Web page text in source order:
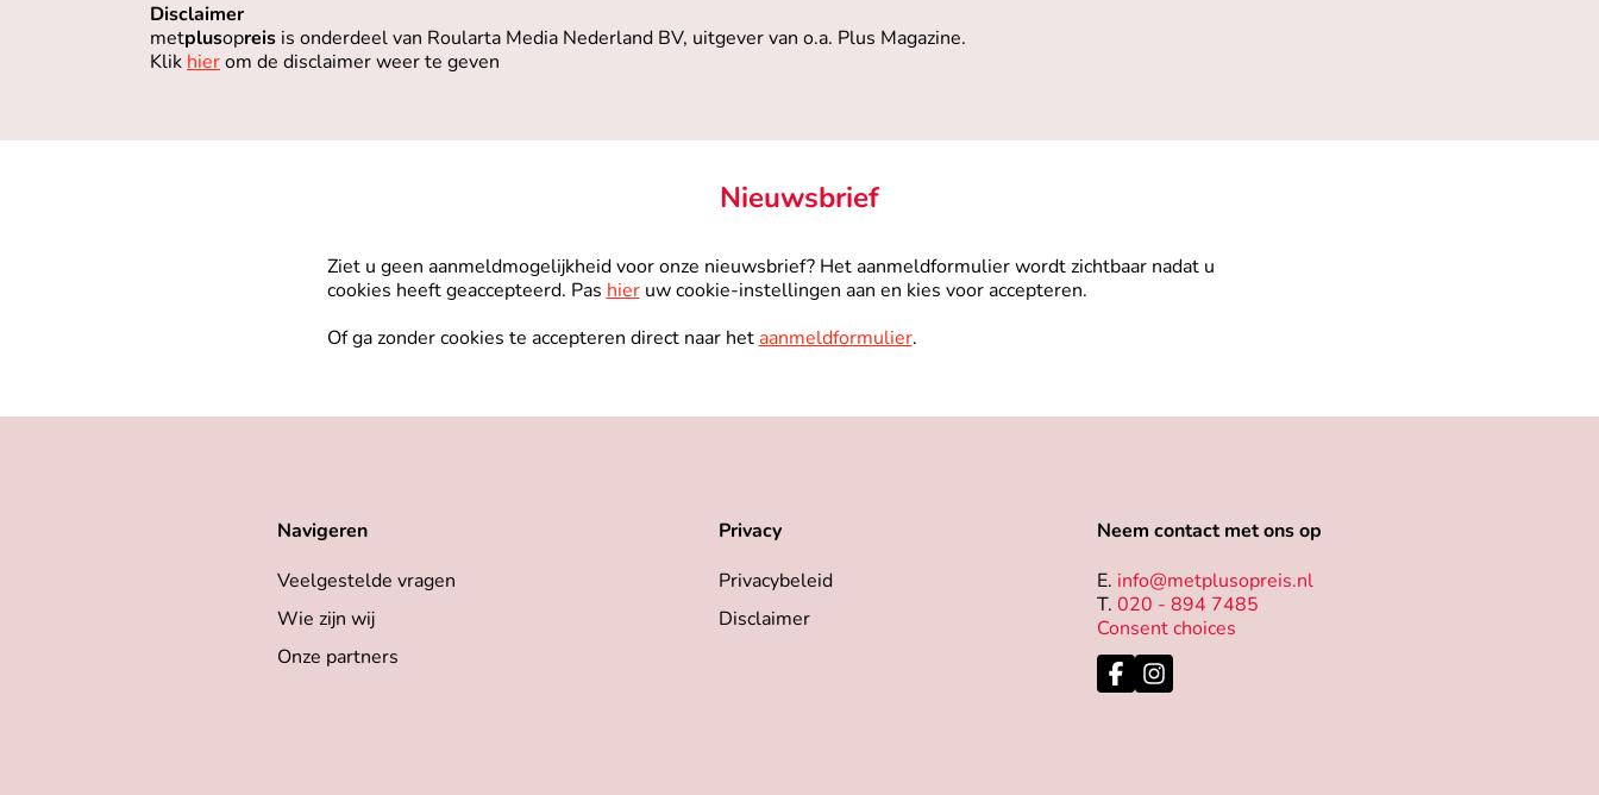
Disclaimer
metplusopreis is onderdeel van Roularta Media Nederland BV, uitgever van o.a. Plus Magazine.
Klik hierom de disclaimer weer te geven
Nieuwsbrief
Ziet u geen aanmeldmogelijkheid voor onze nieuwsbrief? Het aanmeldformulier wordt zichtbaar nadat u
cookies heeft geaccepteerd. Pas hieruw cookie-instellingen aan en kies voor accepteren.
Of ga zonder cookies te accepteren direct naar het aanmeldformulier.
Navigeren
Veelgestelde vragen
Wie zijn wij
Onze partners
Privacy
Privacybeleid
Disclaimer
Neem contact met ons op
E. info@metplusopreis.nl
T.020 - 894 7485
Consent choices